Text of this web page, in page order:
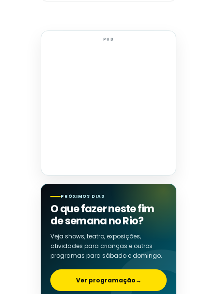
PUB
PRÓXIMOS DIAS
O que fazer neste fim
de semana no Rio?
Veja shows, teatro, exposições,
atividades para crianças e outros
programas para sábado e domingo.
Ver programação→